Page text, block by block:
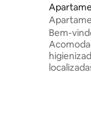
Bem-
St - o
despesas